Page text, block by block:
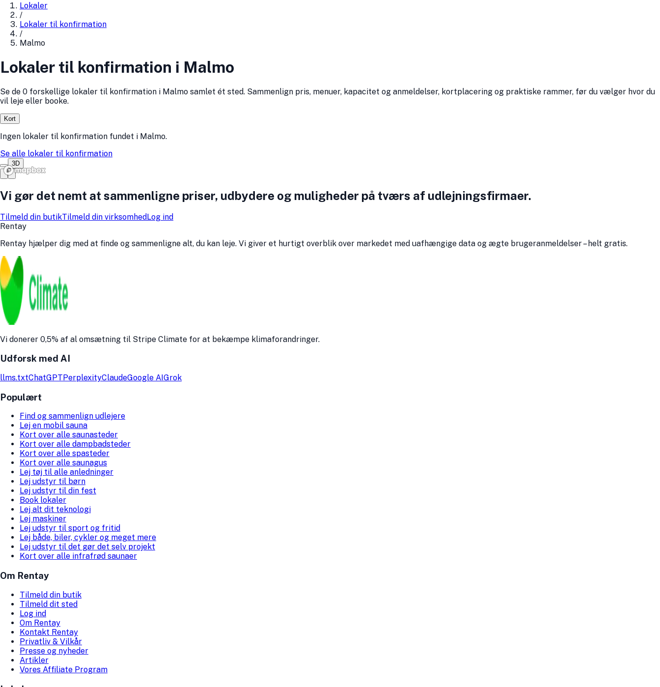
Lokaler
/
Lokaler til konfirmation
/
Malmo
Lokaler til konfirmation i Malmo
Se de 0 forskellige lokaler til konfirmation i Malmo samlet ét sted. Sammenlign pris, menuer, kapacitet og anmeldelser, kortplacering og praktiske rammer, før du vælger hvor du
vil leje eller booke.
Kort
Ingen lokaler til konfirmation fundet i Malmo.
Se alle lokaler til konfirmation
3D
Vi gør det nemt at sammenligne priser, udbydere og muligheder på tværs af udlejningsfirmaer.
Tilmeld din butikTilmeld din virksomhedLog ind
Rentay
Rentay hjælper dig med at finde og sammenligne alt, du kan leje. Vi giver et hurtigt overblik over markedet med uafhængige data og ægte bruger­anmeldelser – helt gratis.
Vi donerer 0,5% af al omsætning til Stripe Climate for at bekæmpe klimaforandringer.
Udforsk med AI
llms.txtChatGPTPerplexityClaudeGoogle AIGrok
Populært
Find og sammenlign udlejere
Lej en mobil sauna
Kort over alle saunasteder
Kort over alle dampbadsteder
Kort over alle spasteder
Kort over alle saunagus
Lej tøj til alle anledninger
Lej udstyr til børn
Lej udstyr til din fest
Book lokaler
Lej alt dit teknologi
Lej maskiner
Lej udstyr til sport og fritid
Lej både, biler, cykler og meget mere
Lej udstyr til det gør det selv projekt
Kort over alle infrafrød saunaer
Om Rentay
Tilmeld din butik
Tilmeld dit sted
Log ind
Om Rentay
Kontakt Rentay
Privatliv & Vilkår
Presse og nyheder
Artikler
Vores Affiliate Program